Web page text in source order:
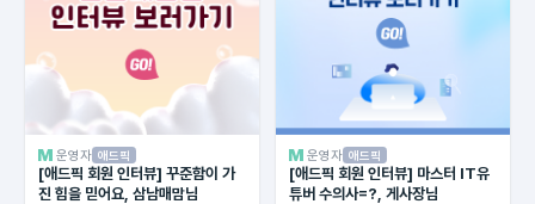
운영자 애드픽
[애드픽 회원 인터뷰] 꾸준함이 가
진 힘을 믿어요, 삼남매맘님
운영자 애드픽
[애드픽 회원 인터뷰] 마스터 IT유
튜버 수의사=?, 게사장님